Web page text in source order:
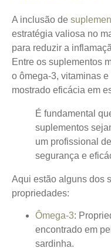
A inclusão de
estratégia valiosa no
para reduzir a
Entre os suplementos
o ômega-3, vitaminas
mostrado eficácia em
É fundamental
suplementos
um profissional
segurança e
Aqui estão alguns dos
propriedades:
Ômega-3:
encontrado em
sardinha.